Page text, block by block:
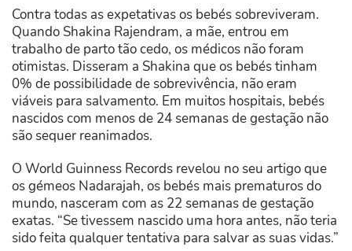
Contra todas as expetativas os bebés sobreviveram.
Quando Shakina Rajendram, a mãe, entrou em
trabalho de parto tão cedo, os médicos não foram
otimistas. Disseram a Shakina que os bebés tinham
0% de possibilidade de sobrevivência, não eram
viáveis para salvamento. Em muitos hospitais, bebés
nascidos com menos de 24 semanas de gestação não
são sequer reanimados.
O World Guinness Records revelou no seu artigo que
os gémeos Nadarajah, os bebés mais prematuros do
mundo, nasceram com as 22 semanas de gestação
exatas. “Se tivessem nascido uma hora antes, não teria
sido feita qualquer tentativa para salvar as suas vidas.”